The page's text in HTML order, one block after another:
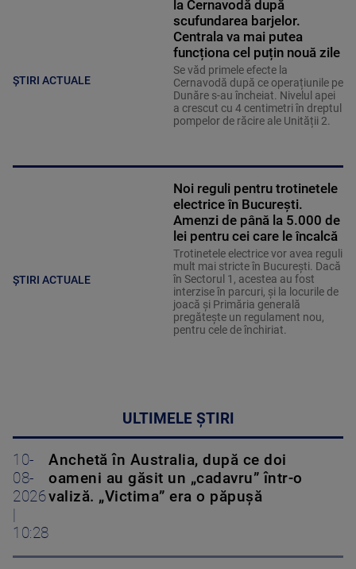
ȘTIRI ACTUALE
la Cernavodă după
scufundarea barjelor.
Centrala va mai putea
funcționa cel puțin nouă zile
Se văd primele efecte la
Cernavodă după ce operațiunile pe
Dunăre s-au încheiat. Nivelul apei
a crescut cu 4 centimetri în dreptul
pompelor de răcire ale Unității 2.
ȘTIRI ACTUALE
Noi reguli pentru trotinetele
electrice în București.
Amenzi de până la 5.000 de
lei pentru cei care le încalcă
Trotinetele electrice vor avea reguli
mult mai stricte în București. Dacă
în Sectorul 1, acestea au fost
interzise în parcuri, și la locurile de
joacă și Primăria generală
pregătește un regulament nou,
pentru cele de închiriat.
ULTIMELE ȘTIRI
10-
08-
2026
|
10:28
Anchetă în Australia, după ce doi
oameni au găsit un „cadavru” într-o
valiză. „Victima” era o păpușă